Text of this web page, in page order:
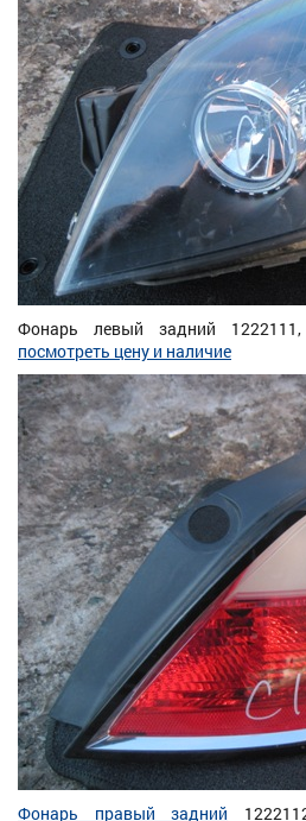
Фонарь левый задний
посмотреть цену и наличие
Фонарь правый задний